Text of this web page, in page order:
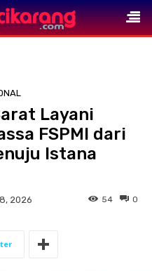
Layani
FSPMI dari
Istana
2026 0
54